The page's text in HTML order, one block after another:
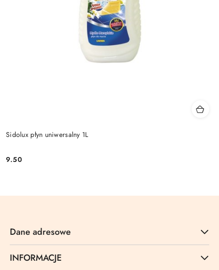
Sidolux płyn uniwersalny 1L
Cena:
9.50
Dane adresowe
INFORMACJE